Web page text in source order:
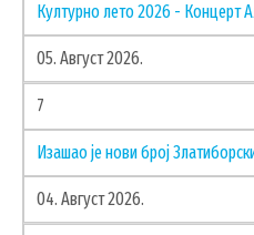
Културно лето 2026 - Концерт
05. Август 2026.
7
Изашао је нови број
04. Август 2026.